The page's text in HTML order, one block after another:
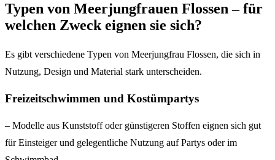
Typen von Meerjungfrauen Flossen – für
welchen Zweck eignen sie sich?
Es gibt verschiedene Typen von Meerjungfrau Flossen, die sich in
Nutzung, Design und Material stark unterscheiden.
Freizeitschwimmen und Kostümpartys
– Modelle aus Kunststoff oder günstigeren Stoffen eignen sich gut
für Einsteiger und gelegentliche Nutzung auf Partys oder im